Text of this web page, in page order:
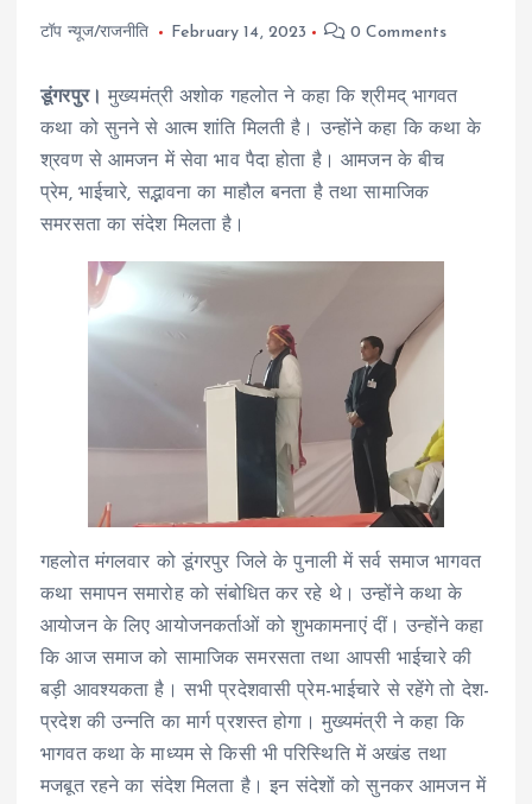
टॉप न्यूज/राजनीति February 14, 2023 0 Comments
डूंगरपुर।मुख्यमंत्री अशोक गहलोत ने कहा कि श्रीमद् भागवत
कथा को सुनने से आत्म शांति मिलती है। उन्होंने कहा कि कथा के
श्रवण से आमजन में सेवा भाव पैदा होता है। आमजन के बीच
प्रेम, भाईचारे, सद्भावना का माहौल बनता है तथा सामाजिक
समरसता का संदेश मिलता है।
गहलोत मंगलवार को डूंगरपुर जिले के पुनाली में सर्व समाज भागवत
कथा समापन समारोह को संबोधित कर रहे थे। उन्होंने कथा के
आयोजन के लिए आयोजनकर्ताओं को शुभकामनाएं दीं। उन्होंने कहा
कि आज समाज को सामाजिक समरसता तथा आपसी भाईचारे की
बड़ी आवश्यकता है। सभी प्रदेशवासी प्रेम-भाईचारे से रहेंगे तो देश-
प्रदेश की उन्नति का मार्ग प्रशस्त होगा। मुख्यमंत्री ने कहा कि
भागवत कथा के माध्यम से किसी भी परिस्थिति में अखंड तथा
मजबूत रहने का संदेश मिलता है। इन संदेशों को सुनकर आमजन में